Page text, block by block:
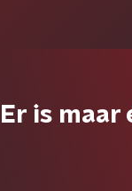
Er is maar